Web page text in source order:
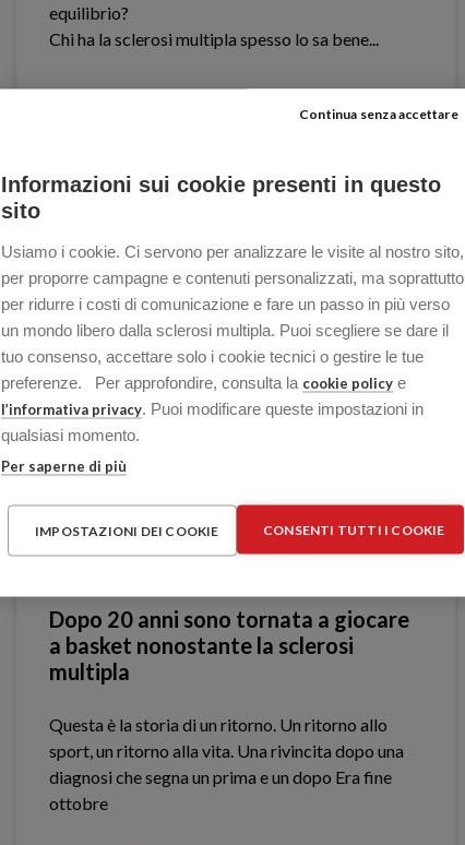
equilibrio?
Chi ha la sclerosi multipla spesso lo sa bene.​..
OSPITI
Dopo 20 anni sono tornata a giocare
a basket nonostante la sclerosi
multipla
Questa è la storia di un ritorno. Un ritorno allo
sport, un ritorno alla vita. Una rivincita dopo una
diagnosi che segna un prima e un dopo Era fine
ottobre
Informazioni sui cookie presenti in questo
sito
Usiamo i cookie. Ci servono per analizzare le visite al nostro sito,
per proporre campagne e contenuti personalizzati, ma soprattutto
per ridurre i costi di comunicazione e fare un passo in più verso
un mondo libero dalla sclerosi multipla. Puoi scegliere se dare il
tuo consenso, accettare solo i cookie tecnici o gestire le tue
preferenze. Per approfondire, consulta la cookie policy e
l’informativa privacy. Puoi modificare queste impostazioni in
qualsiasi momento.
Per saperne di più
IMPOSTAZIONI DEI COOKIE CONSENTI TUTTI I COOKIE
Continua senza accettare